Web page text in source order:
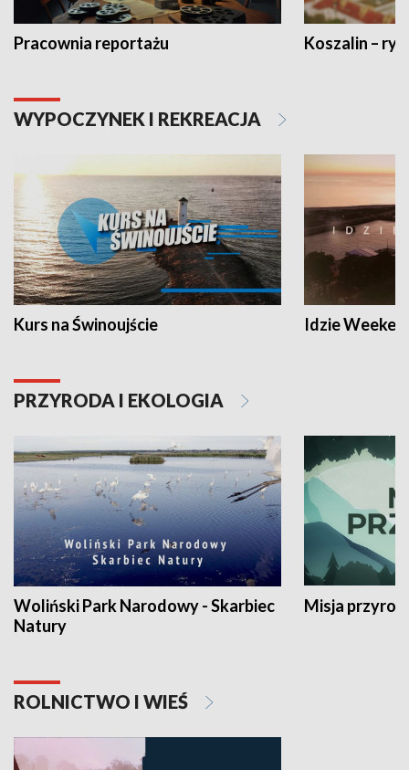
Pracownia reportażu Koszalin –
WYPOCZYNEK I REKREACJA
Kurs na Świnoujście Idzie
PRZYRODA I EKOLOGIA
Woliński Park Narodowy - Skarbiec
Natury
Misja
ROLNICTWO I WIEŚ